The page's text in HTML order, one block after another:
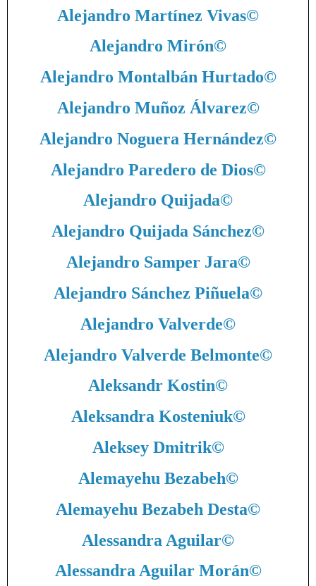
Alejandro Martínez Vivas©
Alejandro Mirón©
Alejandro Montalbán Hurtado©
Alejandro Muñoz Álvarez©
Alejandro Noguera Hernández©
Alejandro Paredero de Dios©
Alejandro Quijada©
Alejandro Quijada Sánchez©
Alejandro Samper Jara©
Alejandro Sánchez Piñuela©
Alejandro Valverde©
Alejandro Valverde Belmonte©
Aleksandr Kostin©
Aleksandra Kosteniuk©
Aleksey Dmitrik©
Alemayehu Bezabeh©
Alemayehu Bezabeh Desta©
Alessandra Aguilar©
Alessandra Aguilar Morán©